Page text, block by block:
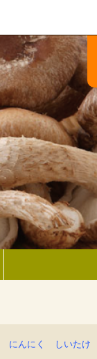
にんにく しいたけ